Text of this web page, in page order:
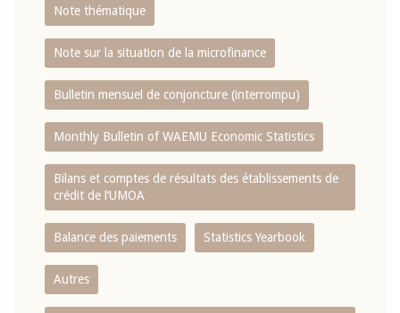
Note thématique
Note sur la situation de la microfinance
Bulletin mensuel de conjoncture (interrompu)
Monthly Bulletin of WAEMU Economic Statistics
Bilans et comptes de résultats des établissements de
crédit de l‘UMOA
Balance des paiements Statistics Yearbook
Autres